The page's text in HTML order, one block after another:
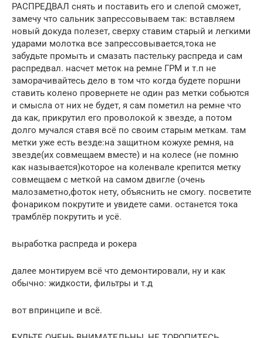
РАСПРЕДВАЛ снять и поставить его и слепой сможет,
замечу что сальник запрессовываем так: вставляем
новый докуда полезет, сверху ставим старый и легкими
ударами молотка все запрессовывается,тока не
забудьте промыть и смазать пастельку распреда и сам
распредвал. насчет меток на ремне ГРМ и т.п не
заморачивайтесь дело в том что когда будете поршни
ставить колено провернете не один раз метки собьются
и смысла от них не будет, я сам пометил на ремне что
да как, прикрутил его проволокой к звезде, а потом
долго мучался ставя всё по своим старым меткам. там
метки уже есть везде:на защитном кожухе ремня, на
звезде(их совмещаем вместе) и на колесе (не помню
как называется)которое на коленвале крепится метку
совмещаем с меткой на самом двигле (очень
малозаметно,фоток нету, объяснить не смогу. посветите
фонариком покрутите и увидете сами. останется тока
трамблёр покрутить и усё.
выработка распреда и рокера
далее монтируем всё что демонтировали, ну и как
обычно: жидкости, фильтры и т.д
вот впринципе и всё.